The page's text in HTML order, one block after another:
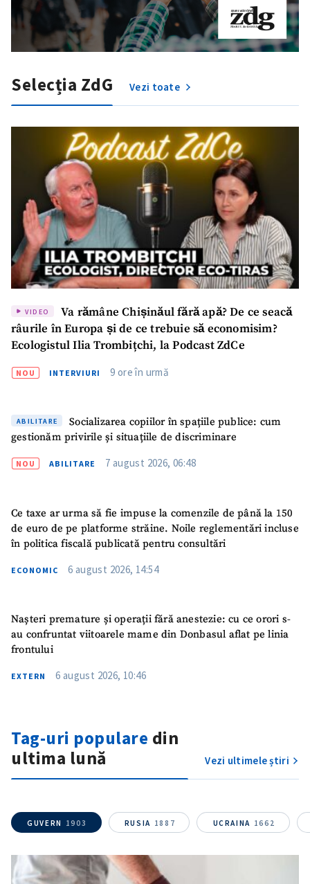
Selecția ZdG Vezi toate
VIDEO
Va rămâne Chișinăul fără apă? De ce seacă
râurile în Europa și de ce trebuie să economisim?
Ecologistul Ilia Trombițchi, la Podcast ZdCe
NOU INTERVIURI 9 ore în urmă
ABILITARE
Socializarea copiilor în spațiile publice: cum
gestionăm privirile și situațiile de discriminare
NOU ABILITARE 7 august 2026, 06:48
Ce taxe ar urma să fie impuse la comenzile de până la 150
de euro de pe platforme străine. Noile reglementări incluse
în politica fiscală publicată pentru consultări
ECONOMIC 6 august 2026, 14:54
Nașteri premature și operații fără anestezie: cu ce orori s-
au confruntat viitoarele mame din Donbasul aflat pe linia
frontului
EXTERN 6 august 2026, 10:46
Tag-uri populare din
ultima lună
Vezi ultimele știri
GUVERN 1903 RUSIA 1887 UCRAINA 1662
ȘTIREA MEA
Fotografie
+ Încarcă imagine
Link media
+ Link media
Mesajul știrei
+ Mesajul știrei
Sursă anonimă
Nume+ Numele meu
Telefon
+ Telefon personal
acord cupolitica de